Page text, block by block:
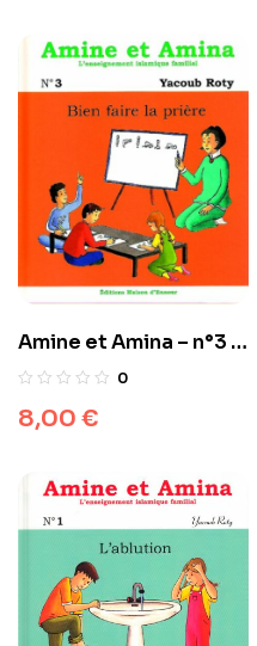
Amine et Amina – n°3 :
Bien faire la prière
0
8,00 €